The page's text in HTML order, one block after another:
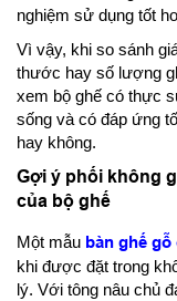
nghiệm sử dụng tốt
Vì vậy, khi so sánh
thước hay số lượng
xem bộ ghế có thực
sống và có đáp ứng
hay không.
Gợi ý phối không
của bộ ghế
Một mẫu bàn ghế gỗ
khi được đặt trong
lý. Với tông nâu chủ